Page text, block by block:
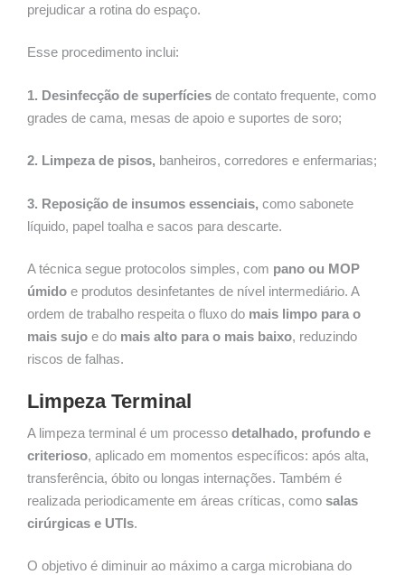
prejudicar a rotina do espaço.
Esse procedimento inclui:
1. Desinfecção de superfícies de contato frequente, como
grades de cama, mesas de apoio e suportes de soro;
2. Limpeza de pisos, banheiros, corredores e enfermarias;
3. Reposição de insumos essenciais, como sabonete
líquido, papel toalha e sacos para descarte.
A técnica segue protocolos simples, com pano ou MOP
úmido e produtos desinfetantes de nível intermediário. A
ordem de trabalho respeita o fluxo do mais limpo para o
mais sujo e do mais alto para o mais baixo, reduzindo
riscos de falhas.
Limpeza Terminal
A limpeza terminal é um processo detalhado, profundo e
criterioso, aplicado em momentos específicos: após alta,
transferência, óbito ou longas internações. Também é
realizada periodicamente em áreas críticas, como salas
cirúrgicas e UTIs.
O objetivo é diminuir ao máximo a carga microbiana do